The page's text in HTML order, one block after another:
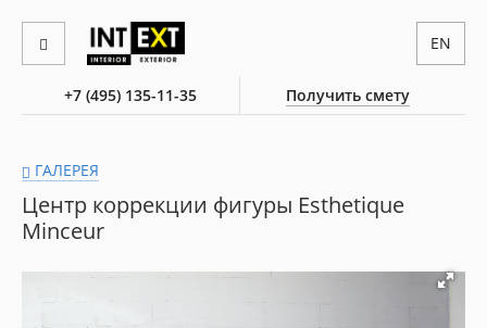
+7 (495) 135-11-35 Получить смету
EN
ГАЛЕРЕЯ
Центр коррекции фигуры Esthetique
Minceur